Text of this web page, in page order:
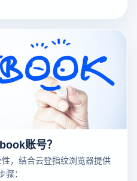
账号？
，结合云登指纹浏览器提供
：